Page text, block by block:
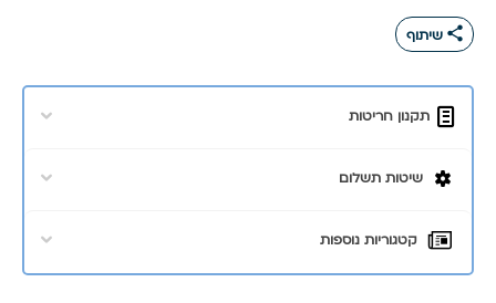
share שיתוף
תקנון חריטות
שיטות תשלום
קטגוריות נוספות